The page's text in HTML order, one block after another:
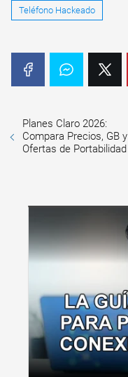
Teléfono Hackeado
Planes Claro 2026:
Compara Precios, GB y
Ofertas de Portabilidad